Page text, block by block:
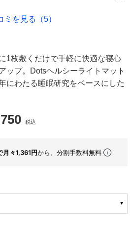
ミを見る（5）
1枚敷くだけで手軽に快適な寝心
ップ。Dotsヘルシーライトマット
にわたる睡眠研究をベースにした
税込
月々1,361円から。分割手数料無料